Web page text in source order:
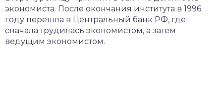
экономиста. После окончания института в 1996
году перешла в Центральный банк РФ, где
сначала трудилась экономистом, а затем
ведущим экономистом.